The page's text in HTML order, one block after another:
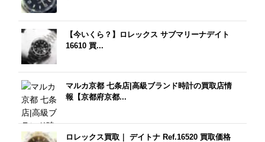
【今いくら？】ロレックス サブマリーナデイト
16610 買...
マルカ京都 七条店|高級ブランド時計の買取店情
報【京都府京都...
ロレックス買取｜ デイトナ Ref.16520 買取価格